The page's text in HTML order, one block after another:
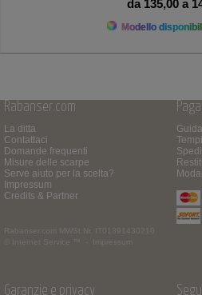
da 135,00 a
Modello
Rabanser.com
La ditta
Contattaci
Domande frequenti
Misure delle scarpe
Serve aiuto per la scelta?
Impressum
Credits & Partner
Rabanser.com
MWSt.Nr. IT01391430210
© Internet Service ™ -
Impressum
Garanzie e privacy